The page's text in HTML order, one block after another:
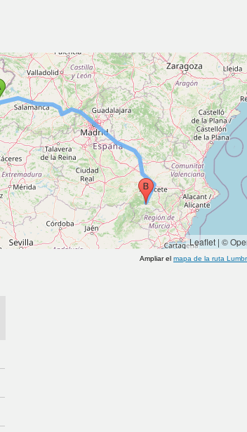
Leaflet | ©
Ampliar el mapa de la ruta